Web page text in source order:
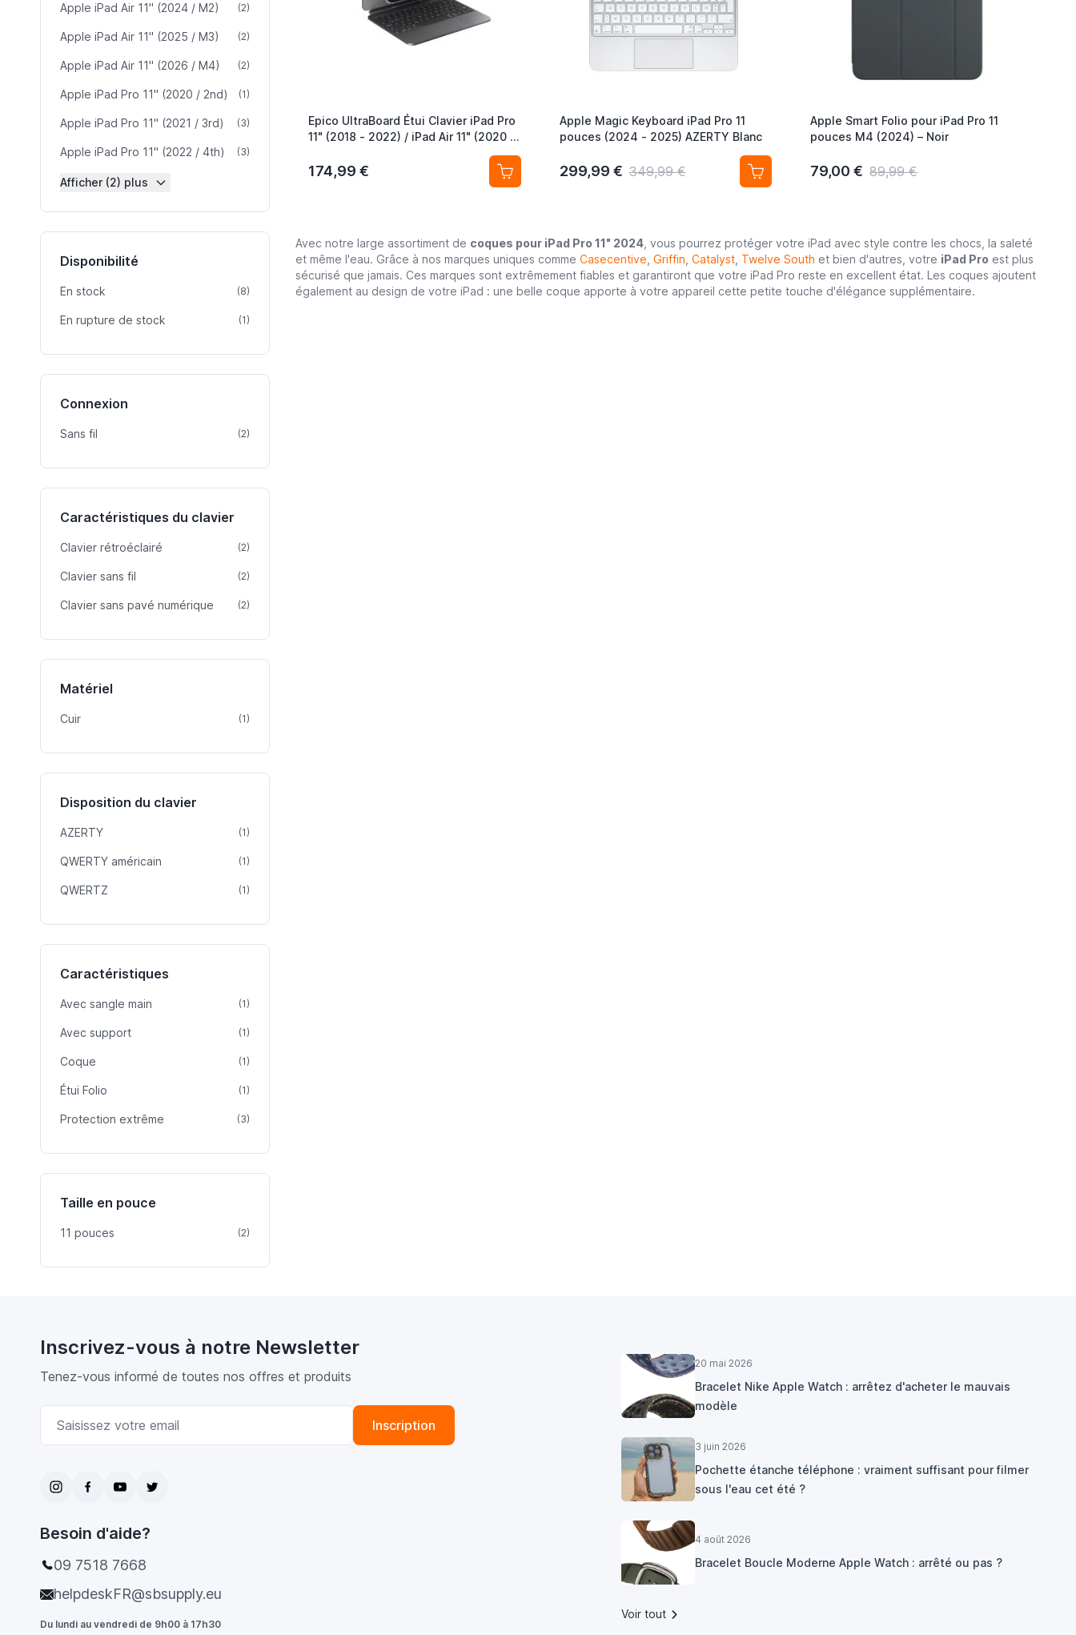
Apple iPad Air 11" (2024 / M2) (2)article
Apple iPad Air 11" (2025 / M3) (2)article
Apple iPad Air 11" (2026 / M4) (2)article
Apple iPad Pro 11" (2020 / 2nd) (1)article
Apple iPad Pro 11" (2021 / 3rd) (3)article
Apple iPad Pro 11" (2022 / 4th) (3)article
Afficher (2) plus
Disponibilité
En stock (8)article
En rupture de stock (1)article
Connexion
Sans fil (2)article
Caractéristiques du clavier
Clavier rétroéclairé (2)article
Clavier sans fil (2)article
Clavier sans pavé numérique (2)article
Matériel
Cuir (1)article
Disposition du clavier
AZERTY (1)article
QWERTY américain (1)article
QWERTZ (1)article
Caractéristiques
Avec sangle main (1)article
Avec support (1)article
Coque (1)article
Étui Folio (1)article
Protection extrême (3)article
Taille en pouce
11 pouces (2)article
Epico UltraBoard Étui Clavier iPad Pro
11" (2018 - 2022) / iPad Air 11" (2020 -
174,99 €
Apple Magic Keyboard iPad Pro 11
pouces (2024 - 2025) AZERTY Blanc
299,99 € 349,99 €
Apple Smart Folio pour iPad Pro 11
pouces M4 (2024) – Noir
79,00 € 89,99 €
Avec notre large assortiment de coques pour iPad Pro 11" 2024, vous pourrez protéger votre iPad avec style contre les chocs, la saleté
et même l'eau. Grâce à nos marques uniques comme Casecentive, Griffin, Catalyst, Twelve South et bien d'autres, votre iPad Pro est plus
sécurisé que jamais. Ces marques sont extrêmement fiables et garantiront que votre iPad Pro reste en excellent état. Les coques ajoutent
également au design de votre iPad : une belle coque apporte à votre appareil cette petite touche d'élégance supplémentaire.
Inscrivez-vous à notre Newsletter
Tenez-vous informé de toutes nos offres et produits
Inscription
Besoin d'aide?
09 7518 7668
helpdeskFR@sbsupply.eu
Du lundi au vendredi de 9h00 à 17h30
20 mai 2026
Bracelet Nike Apple Watch : arrêtez d'acheter le mauvais
modèle
3 juin 2026
Pochette étanche téléphone : vraiment suffisant pour filmer
sous l'eau cet été ?
4 août 2026
Bracelet Boucle Moderne Apple Watch : arrêté ou pas ?
Voir tout